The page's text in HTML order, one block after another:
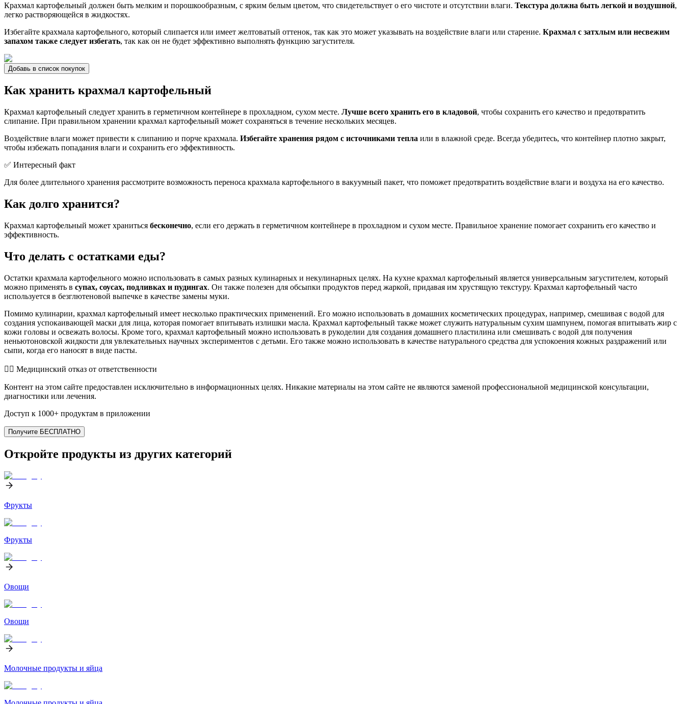
Крахмал картофельный должен быть мелким и порошкообразным, с ярким белым цветом, что свидетельствует о его чистоте и отсутствии влаги. Текстура должна быть легкой и воздушной,
легко растворяющейся в жидкостях.
Избегайте крахмала картофельного, который слипается или имеет желтоватый оттенок, так как это может указывать на воздействие влаги или старение. Крахмал с затхлым или несвежим
запахом также следует избегать, так как он не будет эффективно выполнять функцию загустителя.
Добавь в список покупок
Как хранить крахмал картофельный
Крахмал картофельный следует хранить в герметичном контейнере в прохладном, сухом месте. Лучше всего хранить его в кладовой, чтобы сохранить его качество и предотвратить
слипание. При правильном хранении крахмал картофельный может сохраняться в течение нескольких месяцев.
Воздействие влаги может привести к слипанию и порче крахмала. Избегайте хранения рядом с источниками тепла или в влажной среде. Всегда убедитесь, что контейнер плотно закрыт,
чтобы избежать попадания влаги и сохранить его эффективность.
✅ Интересный факт
Для более длительного хранения рассмотрите возможность переноса крахмала картофельного в вакуумный пакет, что поможет предотвратить воздействие влаги и воздуха на его качество.
Как долго хранится?
Крахмал картофельный может храниться бесконечно, если его держать в герметичном контейнере в прохладном и сухом месте. Правильное хранение помогает сохранить его качество и
эффективность.
Что делать с остатками еды?
Остатки крахмала картофельного можно использовать в самых разных кулинарных и некулинарных целях. На кухне крахмал картофельный является универсальным загустителем, который
можно применять в супах, соусах, подливках и пудингах. Он также полезен для обсыпки продуктов перед жаркой, придавая им хрустящую текстуру. Крахмал картофельный часто
используется в безглютеновой выпечке в качестве замены муки.
Помимо кулинарии, крахмал картофельный имеет несколько практических применений. Его можно использовать в домашних косметических процедурах, например, смешивая с водой для
создания успокаивающей маски для лица, которая помогает впитывать излишки масла. Крахмал картофельный также может служить натуральным сухим шампунем, помогая впитывать жир с
кожи головы и освежать волосы. Кроме того, крахмал картофельный можно использовать в рукоделии для создания домашнего пластилина или смешивать с водой для получения
неньютоновской жидкости для увлекательных научных экспериментов с детьми. Его также можно использовать в качестве натурального средства для успокоения кожных раздражений или
сыпи, когда его наносят в виде пасты.
👨‍⚕️️ Медицинский отказ от ответственности
Контент на этом сайте предоставлен исключительно в информационных целях. Никакие материалы на этом сайте не являются заменой профессиональной медицинской консультации,
диагностики или лечения.
Доступ к 1000+ продуктам в приложении
Получите БЕСПЛАТНО
Откройте продукты из других категорий
Фрукты
Фрукты
Овощи
Овощи
Молочные продукты и яйца